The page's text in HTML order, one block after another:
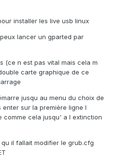
installer les live usb linux
lancer un gparted par
(ce n est pas vital mais cela m
carte graphique de ce
jusqu au menu du choix de
sur la première ligne l
comme cela jusqu' a l extinction
il fallait modifier le grub.cfg